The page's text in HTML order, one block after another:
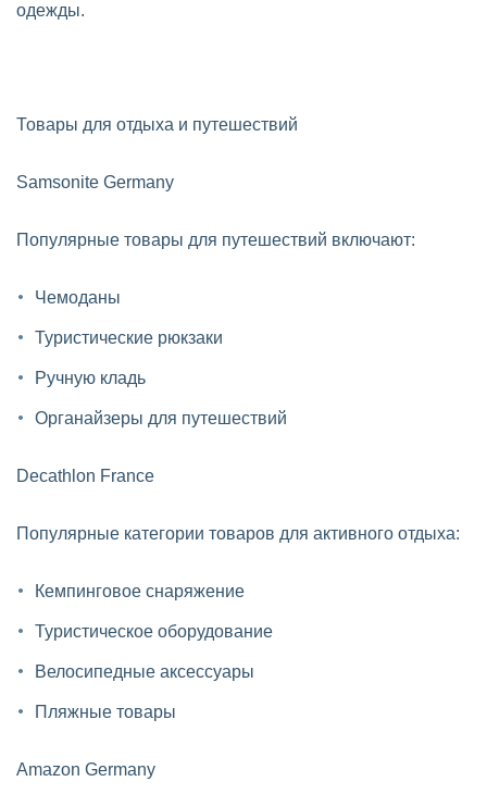
одежды.
Товары для отдыха и путешествий
Samsonite Germany
Популярные товары для путешествий включают:
Чемоданы
Туристические рюкзаки
Ручную кладь
Органайзеры для путешествий
Decathlon France
Популярные категории товаров для активного отдыха:
Кемпинговое снаряжение
Туристическое оборудование
Велосипедные аксессуары
Пляжные товары
Amazon Germany